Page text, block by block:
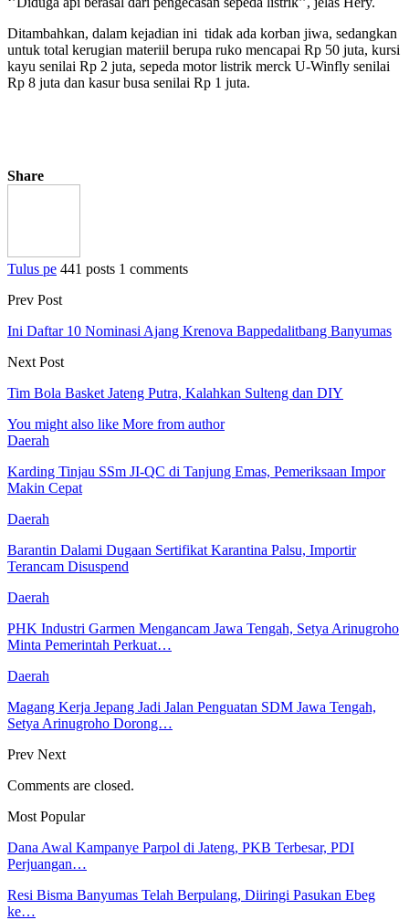
Ditambahkan, dalam kejadian ini tidak ada korban jiwa, sedangkan
untuk total kerugian materiil berupa ruko mencapai Rp 50 juta, kursi
kayu senilai Rp 2 juta, sepeda motor listrik merck U-Winfly senilai
Rp 8 juta dan kasur busa senilai Rp 1 juta.
Share
Tulus pe 441 posts 1 comments
Prev Post
Ini Daftar 10 Nominasi Ajang Krenova Bappedalitbang Banyumas
Next Post
Tim Bola Basket Jateng Putra, Kalahkan Sulteng dan DIY
You might also like More from author
Daerah
Karding Tinjau SSm JI-QC di Tanjung Emas, Pemeriksaan Impor
Makin Cepat
Daerah
Barantin Dalami Dugaan Sertifikat Karantina Palsu, Importir
Terancam Disuspend
Daerah
PHK Industri Garmen Mengancam Jawa Tengah, Setya Arinugroho
Minta Pemerintah Perkuat…
Daerah
Magang Kerja Jepang Jadi Jalan Penguatan SDM Jawa Tengah,
Setya Arinugroho Dorong…
Prev Next
Comments are closed.
Most Popular
Dana Awal Kampanye Parpol di Jateng, PKB Terbesar, PDI
Perjuangan…
Resi Bisma Banyumas Telah Berpulang, Diiringi Pasukan Ebeg
ke…